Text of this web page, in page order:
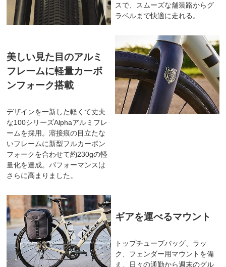
スで、スムーズな舗装路からグ
ラベルまで快適に走れる。
美しい見た目のアルミ
フレームに軽量カーボ
ンフォーク搭載
デザインを一新した軽くて丈夫
な100シリーズAlphaアルミフレ
ームを採用。溶接痕の目立たな
いフレームに新型フルカーボン
フォークを合わせて約230gの軽
量化を達成。パフォーマンスは
さらに高まりました。
ギアを運べるマウント
トップチューブバッグ、ラッ
ク、フェンダー用マウントを備
え、日々の通勤から週末のグル